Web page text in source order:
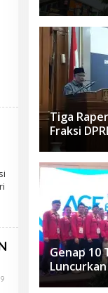
Oleh
PalapaNews
Raden
Tiga
Fraksi
Genap 10
Fasilitas